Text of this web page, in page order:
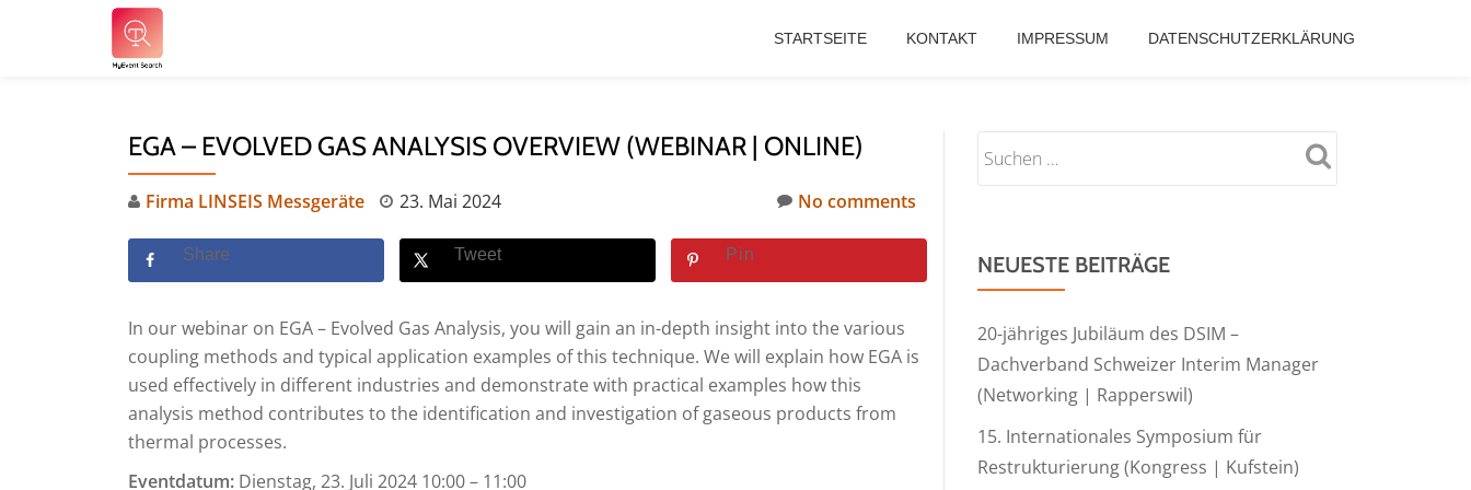
STARTSEITE KONTAKT IMPRESSUM DATENSCHUTZERKLÄRUNG
EGA – EVOLVED GAS ANALYSIS OVERVIEW (WEBINAR | ONLINE)
Firma LINSEIS Messgeräte 23. Mai 2024 No comments
Share Tweet Pin
In our webinar on EGA – Evolved Gas Analysis, you will gain an in-depth insight into the various
coupling methods and typical application examples of this technique. We will explain how EGA is
used effectively in different industries and demonstrate with practical examples how this
analysis method contributes to the identification and investigation of gaseous products from
thermal processes.
Eventdatum: Dienstag, 23. Juli 2024 10:00 – 11:00
NEUESTE BEITRÄGE
20-jähriges Jubiläum des DSIM –
Dachverband Schweizer Interim Manager
(Networking | Rapperswil)
15. Internationales Symposium für
Restrukturierung (Kongress | Kufstein)